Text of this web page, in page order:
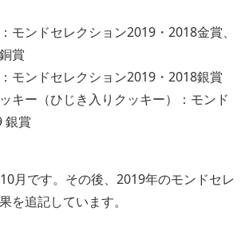
モンドセレクション2019・2018金賞、
賞
モンドセレクション2019・2018銀賞
キー（ひじき入りクッキー）：モンド
銀賞
月です。その後、2019年のモンドセレ
を追記しています。